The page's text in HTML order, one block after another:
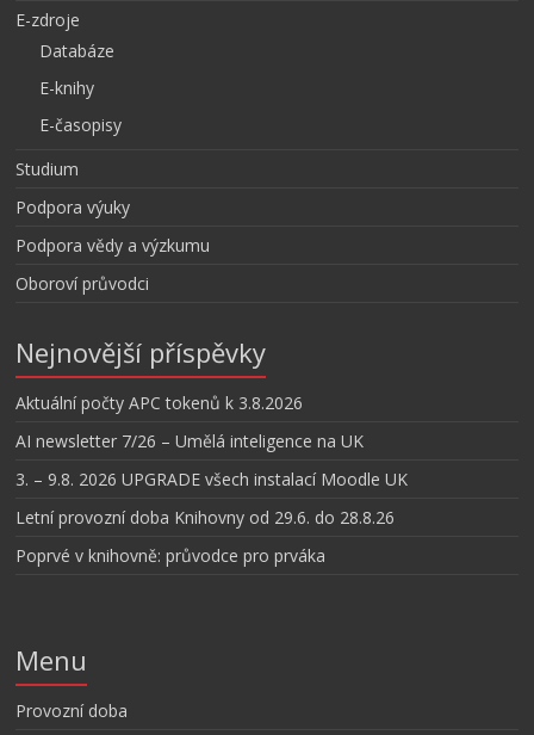
E-zdroje
Databáze
E-knihy
E-časopisy
Studium
Podpora výuky
Podpora vědy a výzkumu
Oboroví průvodci
Nejnovější příspěvky
Aktuální počty APC tokenů k 3.8.2026
AI newsletter 7/26 – Umělá inteligence na UK
3. – 9.8. 2026 UPGRADE všech instalací Moodle UK
Letní provozní doba Knihovny od 29.6. do 28.8.26
Poprvé v knihovně: průvodce pro prváka
Menu
Provozní doba